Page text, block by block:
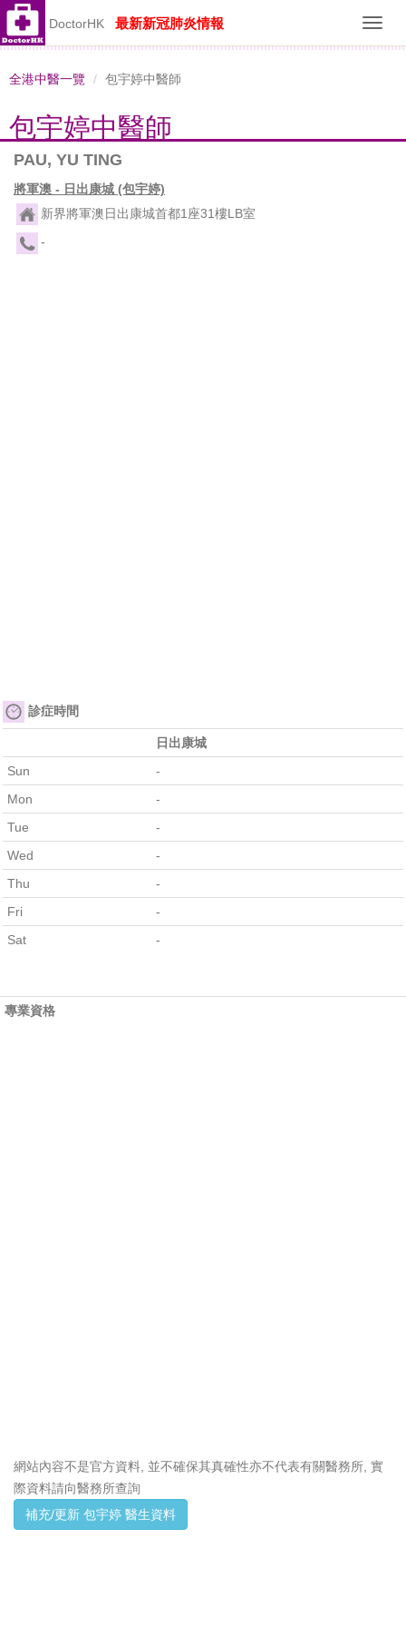
DoctorHK 最新新冠肺炎情報
全港中醫一覽 包宇婷中醫師
包宇婷中醫師
PAU, YU TING
將軍澳 - 日出康城 (包宇婷)
新界將軍澳日出康城首都1座31樓LB室
-
診症時間
日出康城
Sun
-
Mon
-
Tue
-
Wed
-
Thu
-
Fri
-
Sat
-
專業資格
網站內容不是官方資料, 並不確保其真確性亦不代表有關醫務所, 實
際資料請向醫務所查詢
補充/更新 包宇婷 醫生資料